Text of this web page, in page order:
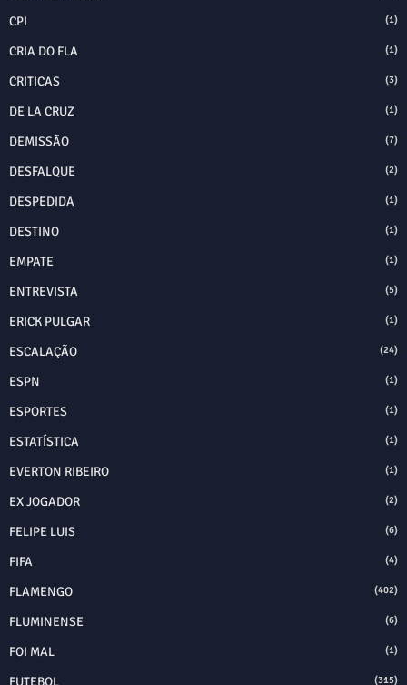
CPI (1)
CRIA DO FLA (1)
CRITICAS (3)
DE LA CRUZ (1)
DEMISSÃO (7)
DESFALQUE (2)
DESPEDIDA (1)
DESTINO (1)
EMPATE (1)
ENTREVISTA (5)
ERICK PULGAR (1)
ESCALAÇÃO (24)
ESPN (1)
ESPORTES (1)
ESTATÍSTICA (1)
EVERTON RIBEIRO (1)
EX JOGADOR (2)
FELIPE LUIS (6)
FIFA (4)
FLAMENGO (402)
FLUMINENSE (6)
FOI MAL (1)
FUTEBOL (315)